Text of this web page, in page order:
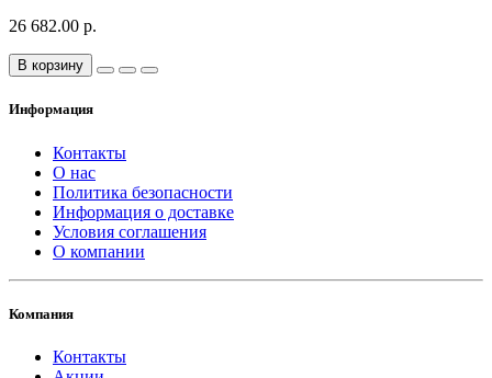
26 682.00 р.
В корзину
Информация
Контакты
О нас
Политика безопасности
Информация о доставке
Условия соглашения
О компании
Компания
Контакты